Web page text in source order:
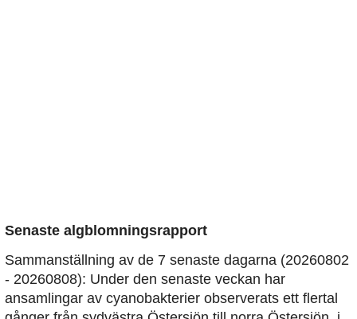
Senaste algblomningsrapport
Sammanställning av de 7 senaste dagarna (20260802
- 20260808): Under den senaste veckan har
ansamlingar av cyanobakterier observerats ett flertal